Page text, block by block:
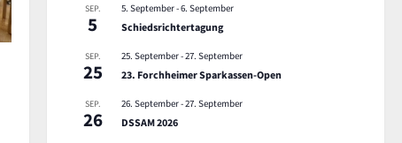
SEP.
5
5. September-6. September
Schiedsrichtertagung
SEP.
25
25. September-27. September
23. Forchheimer Sparkassen-Open
SEP.
26
26. September-27. September
DSSAM 2026